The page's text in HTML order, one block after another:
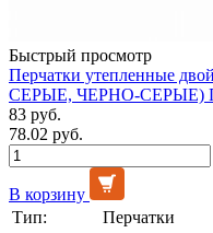
Быстрый просмотр
Перчатки утепленные
СЕРЫЕ, ЧЕРНО-СЕРЫЕ)
83 руб.
78.02 руб.
В корзину
Тип:
Перчатки